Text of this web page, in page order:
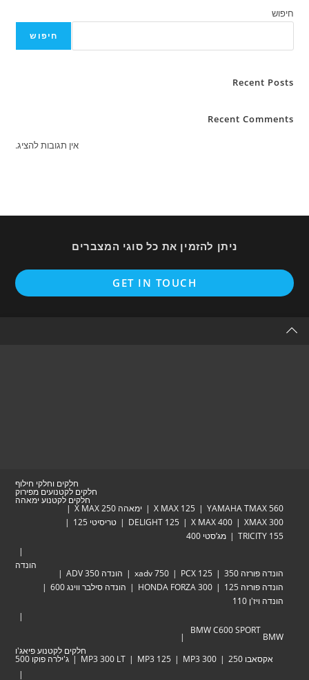
חיפוש
חיפוש
Recent Posts
Recent Comments
אין תגובות להציג.
ניתן להזמין את כל סוגי המצברים
GET IN TOUCH
חלקים וחלקי חילוף
חלקים לקטנועים מפירוק
חלקים לקטנוע ימאהה
YAMAHA TMAX 560
X MAX 125
ימאהה X MAX 250
XMAX 300
X MAX 400
DELIGHT 125
טריסיטי 125
TRICITY 155
מג’סטי 400
הונדה
הונדה פורזה 350 PCX 125
xadv 750
הונדה ADV 350
הונדה פורזה 125
HONDA FORZA 300
הונדה סילבר ווינג 600
הונדה ויז'ן 110
BMW
BMW C600 SPORT
חלקים לקטנוע פיאג'ו
אקסאבו 250 MP3 300
MP3 125
MP3 300 LT ג'ילרה פוקו 500